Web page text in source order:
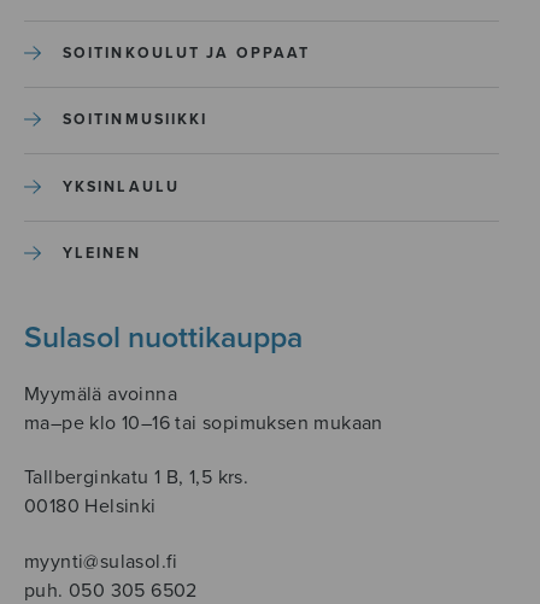
SOITINKOULUT JA OPPAAT
SOITINMUSIIKKI
YKSINLAULU
YLEINEN
Sulasol nuottikauppa
Myymälä avoinna
ma–pe klo 10–16 tai sopimuksen mukaan
Tallberginkatu 1 B, 1,5 krs.
00180 Helsinki
myynti@sulasol.fi
puh. 050 305 6502